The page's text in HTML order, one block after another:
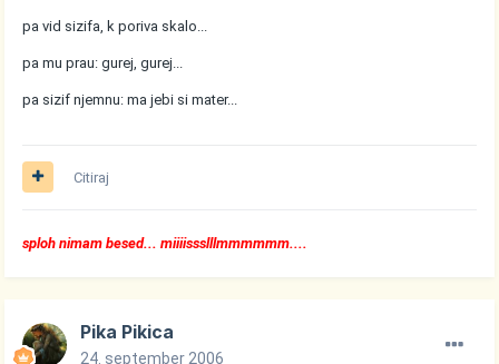
pa vid sizifa, k poriva skalo...
pa mu prau: gurej, gurej...
pa sizif njemnu: ma jebi si mater...
Citiraj
sploh nimam besed... miiiissslllmmmmmm....
Pika Pikica
24. september 2006